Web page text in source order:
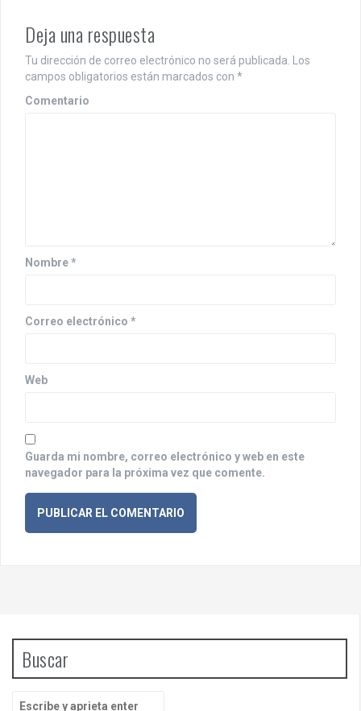
g
a
c
i
n
r
d
s
Deja una respuesta
Tu dirección de correo electrónico no será publicada.
Los
campos obligatorios están marcados con *
Comentario
Nombre*
Correo electrónico *
Web
Guarda mi nombre, correo electrónico y web en este
navegador para la próxima vez que comente.
Buscar